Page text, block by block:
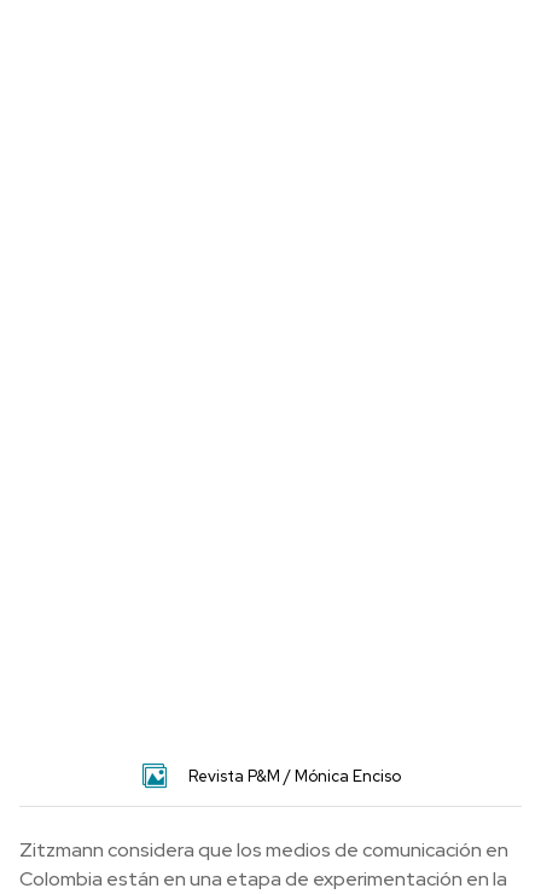
Revista P&M / Mónica Enciso
Zitzmann considera que los medios de comunicación en
Colombia están en una etapa de experimentación en la